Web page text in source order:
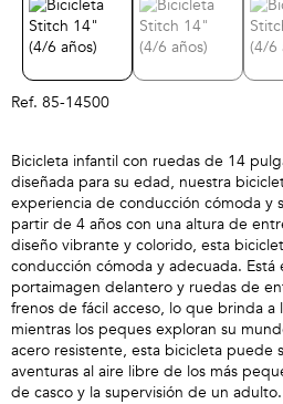
Ref. 85-14500
Bicicleta infantil con ruedas de 14
diseñada para su edad, nuestra
experiencia de conducción cómoda y
partir de 4 años con una altura de
diseño vibrante y colorido, esta
conducción cómoda y adecuada. Está
portaimagen delantero y ruedas de
frenos de fácil acceso, lo que brinda
mientras los peques exploran su
acero resistente, esta bicicleta puede
aventuras al aire libre de los más
de casco y la supervisión de un adulto.